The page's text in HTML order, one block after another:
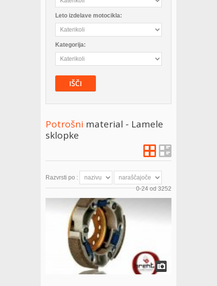
Leto izdelave motocikla:
Kategorija:
IŠČI
Potrošni material - Lamele
sklopke
Razvrsti po :
0-24 od3252